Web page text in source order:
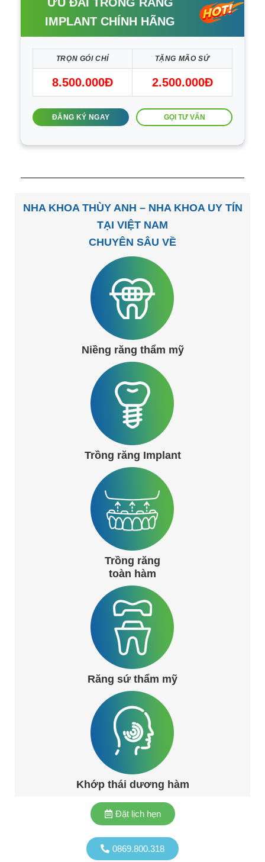
IMPLANT CHÍNH HÃNG
TRỌN GÓI CHỈ TẶNG MÃO SỨ
8.500.000Đ 2.500.000Đ
ĐĂNG KÝ NGAY GỌI TƯ VẤN
NHA KHOA THÙY ANH – NHA KHOA UY TÍN
TẠI VIỆT NAM
CHUYÊN SÂU VỀ
Niềng răng thẩm mỹ
Trồng răng Implant
Trồng răng
toàn hàm
Răng sứ thẩm mỹ
Khớp thái dương hàm
0869.800.318
Đặt lịch hẹn